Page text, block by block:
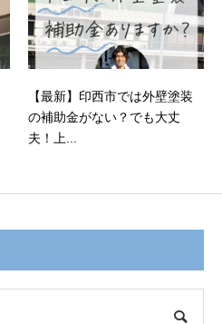
【最新】印西市では外壁塗装
の補助金がない？でも大丈
夫！上...